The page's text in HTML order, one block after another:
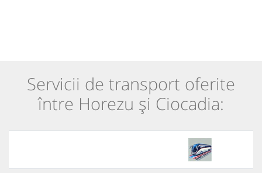
Servicii de transport oferite
între Horezu și Ciocadia: